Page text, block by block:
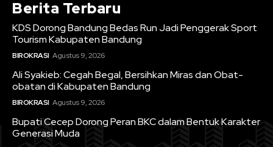
Berita Terbaru
KDS Dorong Bandung Bedas Run Jadi Penggerak Sport
Tourism Kabupaten Bandung
BIROKRASI Agustus 9, 2026
Ali Syakieb: Cegah Begal, Bersihkan Miras dan Obat-
obatan di Kabupaten Bandung
BIROKRASI Agustus 9, 2026
Bupati Cecep Dorong Peran BKC dalam Bentuk Karakter
Generasi Muda